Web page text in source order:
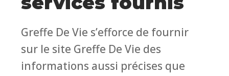
Greffe De Vie s’efforce de fournir
sur le site Greffe De Vie des
informations aussi précises que